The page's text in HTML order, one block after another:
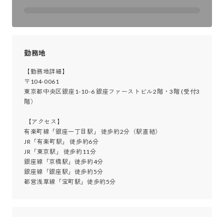
勤務地
【勤務地詳細】
〒104-0061
東京都中央区銀座1-10-6 銀座ファーストビル2階・3階 (受付3
階）
有楽町線「銀座一丁目駅」 徒歩約2分（駅直結）
JR「有楽町駅」 徒歩約6分
JR「東京駅」 徒歩約11分
銀座線「京橋駅」徒歩約4分
銀座線「銀座駅」徒歩約5分
都営浅草線「宝町駅」徒歩約5分